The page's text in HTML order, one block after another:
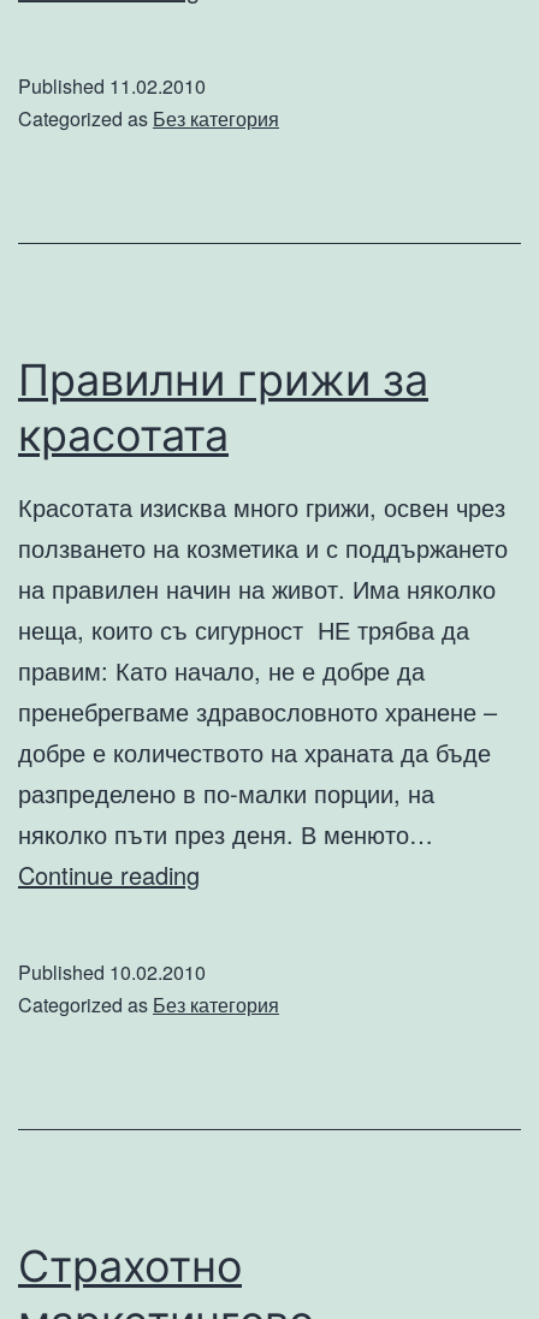
батерията?
Published 11.02.2010
Categorized as Без категория
Правилни грижи за
красотата
Красотата изисква много грижи, освен чрез
ползването на козметика и с поддържането
на правилен начин на живот. Има няколко
неща, които съ сигурност НЕ трябва да
правим: Като начало, не е добре да
пренебрегваме здравословното хранене –
добре е количеството на храната да бъде
разпределено в по-малки порции, на
няколко пъти през деня. В менюто…
Continue reading
красотата
Published 10.02.2010
Categorized as Без категория
Страхотно